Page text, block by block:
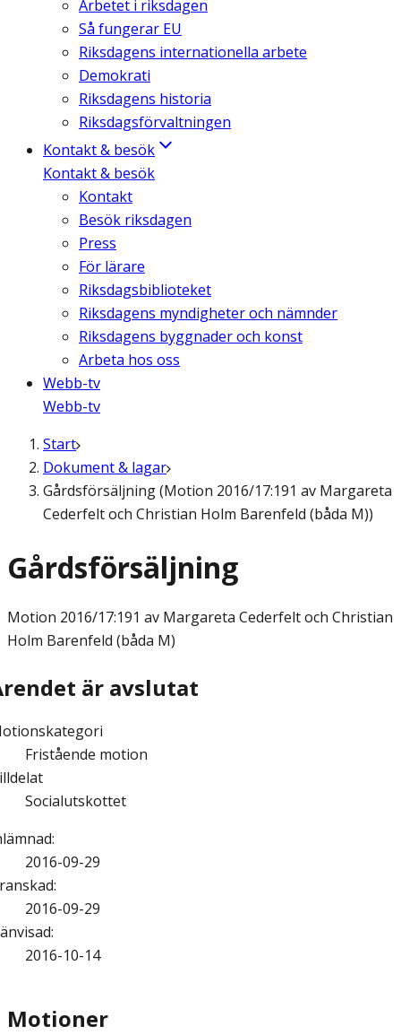
Arbetet i riksdagen
Så fungerar EU
Riksdagens internationella arbete
Demokrati
Riksdagens historia
Riksdagsförvaltningen
Kontakt & besök
Kontakt & besök
Kontakt
Besök riksdagen
Press
För lärare
Riksdagsbiblioteket
Riksdagens myndigheter och nämnder
Riksdagens byggnader och konst
Arbeta hos oss
Webb-tv
Webb-tv
Start
Dokument & lagar
Gårdsförsäljning (Motion 2016/17:191 av Margareta
Cederfelt och Christian Holm Barenfeld (båda M))
Gårdsförsäljning
Motion 2016/17:191 av Margareta Cederfelt och Christian
Holm Barenfeld (båda M)
är avslutat
Fristående motion
Socialutskottet
:
2016-09-29
:
2016-09-29
:
2016-10-14
Motioner